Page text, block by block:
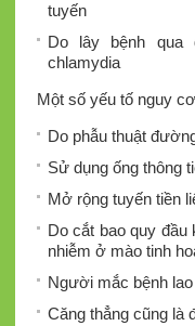
tuyến
Do lây bệnh qua
chlamydia
Một số yếu tố nguy
Do phẫu thuật
Sử dụng ống thông
Mở rộng tuyến tiền
Do cắt bao quy đầu
nhiễm ở mào tinh
Người mắc bệnh
Căng thẳng cũng là